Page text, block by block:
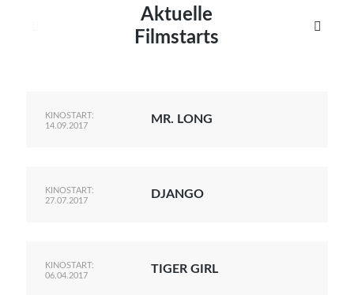
Aktuelle
Filmstarts

KINOSTART:
14.09.2017
MR. LONG
KINOSTART:
27.07.2017
DJANGO
KINOSTART:
06.04.2017
TIGER GIRL